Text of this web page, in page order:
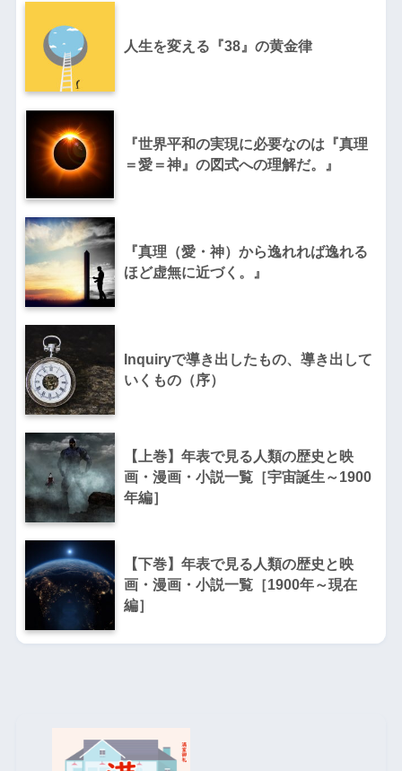
人生を変える『38』の黄金律
『世界平和の実現に必要なのは『真理
＝愛＝神』の図式への理解だ。』
『真理（愛・神）から逸れれば逸れる
ほど虚無に近づく。』
Inquiryで導き出したもの、導き出して
いくもの（序）
【上巻】年表で見る人類の歴史と映
画・漫画・小説一覧［宇宙誕生～1900
年編］
【下巻】年表で見る人類の歴史と映
画・漫画・小説一覧［1900年～現在
編］